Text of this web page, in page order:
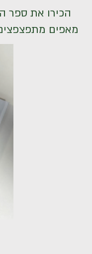
הכירו את ספר
מאפים